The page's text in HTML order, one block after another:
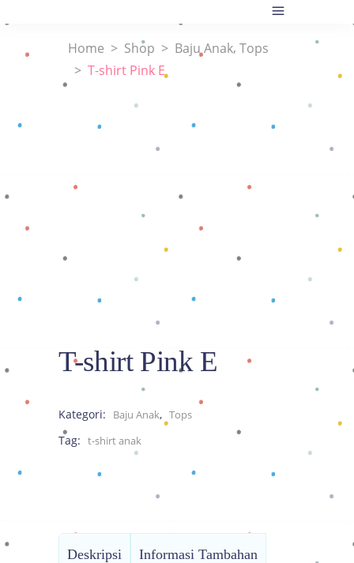
Home > Shop > Baju Anak, Tops
> T-shirt Pink E
T-shirt Pink E
Kategori: Baju Anak, Tops
Tag: t-shirt anak
Deskripsi Informasi Tambahan